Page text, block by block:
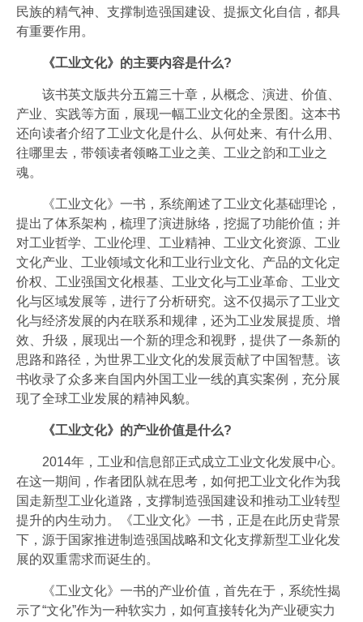
民族的精气神、支撑制造强国建设、提振文化自信，都具
有重要作用。
《工业文化》的主要内容是什么?
该书英文版共分五篇三十章，从概念、演进、价值、
产业、实践等方面，展现一幅工业文化的全景图。这本书
还向读者介绍了工业文化是什么、从何处来、有什么用、
往哪里去，带领读者领略工业之美、工业之韵和工业之
魂。
《工业文化》一书，系统阐述了工业文化基础理论，
提出了体系架构，梳理了演进脉络，挖掘了功能价值；并
对工业哲学、工业伦理、工业精神、工业文化资源、工业
文化产业、工业领域文化和工业行业文化、产品的文化定
价权、工业强国文化根基、工业文化与工业革命、工业文
化与区域发展等，进行了分析研究。这不仅揭示了工业文
化与经济发展的内在联系和规律，还为工业发展提质、增
效、升级，展现出一个新的理念和视野，提供了一条新的
思路和路径，为世界工业文化的发展贡献了中国智慧。该
书收录了众多来自国内外国工业一线的真实案例，充分展
现了全球工业发展的精神风貌。
《工业文化》的产业价值是什么?
2014年，工业和信息部正式成立工业文化发展中心。
在这一期间，作者团队就在思考，如何把工业文化作为我
国走新型工业化道路，支撑制造强国建设和推动工业转型
提升的内生动力。《工业文化》一书，正是在此历史背景
下，源于国家推进制造强国战略和文化支撑新型工业化发
展的双重需求而诞生的。
《工业文化》一书的产业价值，首先在于，系统性揭
示了“文化”作为一种软实力，如何直接转化为产业硬实力